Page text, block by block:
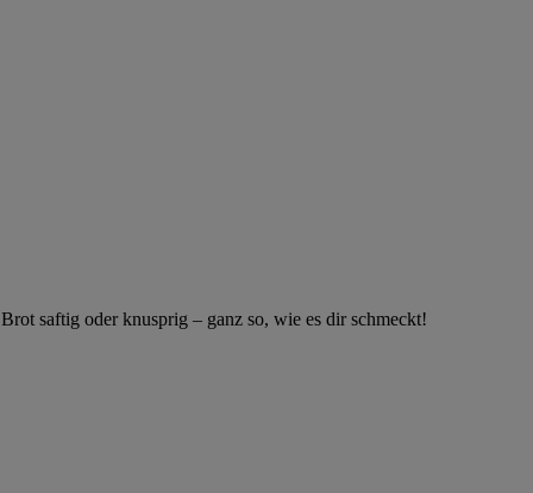
saftig oder knusprig – ganz so, wie es dir schmeckt!